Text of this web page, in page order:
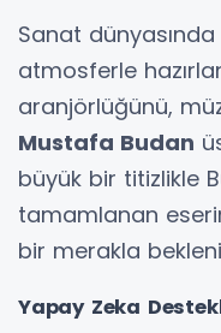
Sanat
atmosferle
aranjörlüğünü,
Mustafa Budan
büyük bir titizlikle
tamamlanan
bir merakla
Yapay Zeka